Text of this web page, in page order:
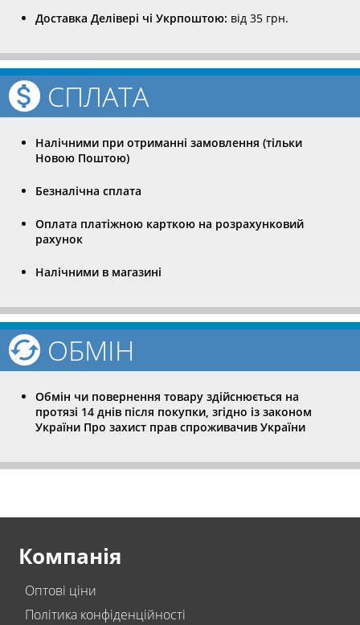
Доставка Делівері чі Укрпоштою: від 35 грн.
СПЛАТА
Налічними при отриманні замовлення (тільки
Новою Поштою)
Безналічна сплата
Оплата платіжною карткою на розрахунковий
рахунок
Налічними в магазині
ОБМІН
Обмін чи повернення товару здійснюється на
протязі 14 днів після покупки, згідно із законом
України Про захист прав спроживачив України
Компанія
Оптові ціни
Політика конфіденційності